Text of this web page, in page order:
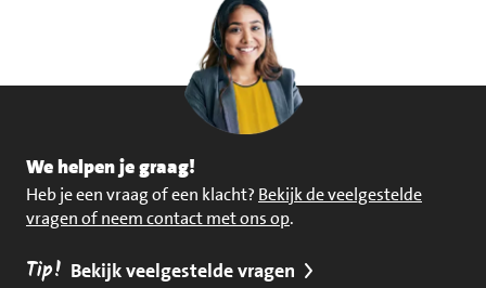
We helpen je graag!
Heb je een vraag of een klacht? Bekijk de veelgestelde
vragen of neem contact met ons op.
Tip! Bekijk veelgestelde vragen